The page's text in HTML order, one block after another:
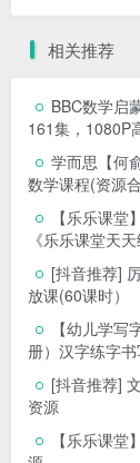
相关推荐
BBC数学启
161集，1080P
学而思【何
数学课程(资源
【乐乐课
《乐乐课堂天
[抖音推荐]
放课(60课时）
【幼儿学
册）汉字练字
[抖音推荐]
资源
【乐乐课